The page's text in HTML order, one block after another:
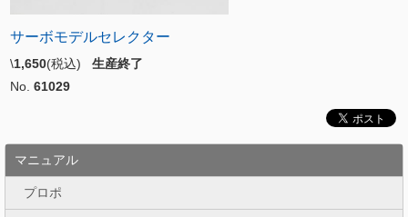
サーボモデルセレクター
\1,650(税込) 生産終了
No. 61029
マニュアル
プロポ